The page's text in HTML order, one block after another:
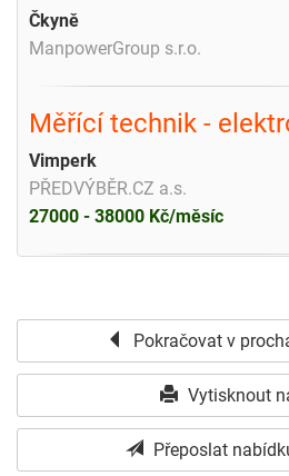
Čkyně
ManpowerGroup s.r.o.
Měřící technik -
Vimperk
PŘEDVÝBĚR.CZ a.s.
27000 - 38000 Kč/měsíc
Pokračovat v
Vytisknout
Přeposlat